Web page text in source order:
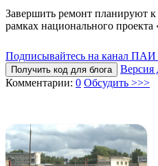
Завершить ремонт планируют к
рамках национального
Подписывайтесь на канал
Получить код для блога
Версия
Комментарии: 0 Обсудить >>>